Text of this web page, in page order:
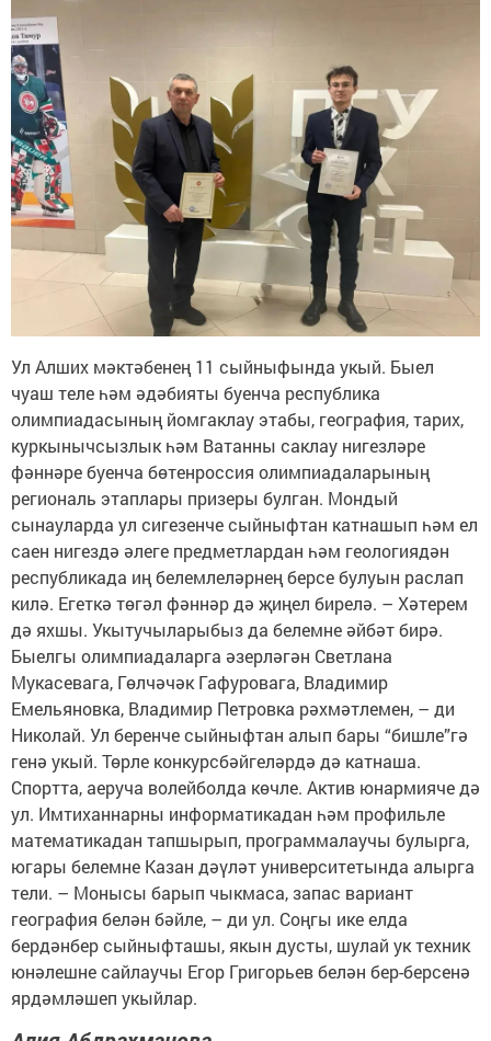
Ул Алших мәктәбенең 11 сыйныфында укый. Быел
чуаш теле һәм әдәбияты буенча республика
олимпиадасының йомгаклау этабы, география, тарих,
куркынычсызлык һәм Ватанны саклау нигезләре
фәннәре буенча бөтенроссия олимпиадаларының
региональ этаплары призеры булган. Мондый
сынауларда ул сигезенче сыйныфтан катнашып һәм ел
саен нигездә әлеге предметлардан һәм геологиядән
республикада иң белемлеләрнең берсе булуын раслап
килә. Егеткә төгәл фәннәр дә җиңел бирелә. – Хәтерем
дә яхшы. Укытучыларыбыз да белемне әйбәт бирә.
Быелгы олимпиадаларга әзерләгән Светлана
Мукасевага, Гөлчәчәк Гафуровага, Владимир
Емельяновка, Владимир Петровка рәхмәтлемен, – ди
Николай. Ул беренче сыйныфтан алып бары “бишле”гә
генә укый. Төрле конкурсбәйгеләрдә дә катнаша.
Спортта, аеруча волейболда көчле. Актив юнармияче дә
ул. Имтиханнарны информатикадан һәм профильле
математикадан тапшырып, программалаучы булырга,
югары белемне Казан дәүләт университетында алырга
тели. – Монысы барып чыкмаса, запас вариант
география белән бәйле, – ди ул. Соңгы ике елда
бердәнбер сыйныфташы, якын дусты, шулай ук техник
юнәлешне сайлаучы Егор Григорьев белән бер-берсенә
ярдәмләшеп укыйлар.